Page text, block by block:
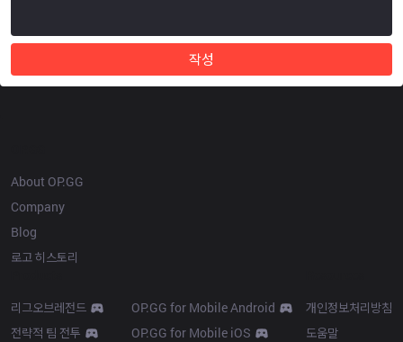
작성
About OP.GG
Company
Blog
로고 히스토리
리그오브레전드
전략적 팀 전투
OP.GG for Mobile Android
OP.GG for Mobile iOS
개인정보처리방침
도움말